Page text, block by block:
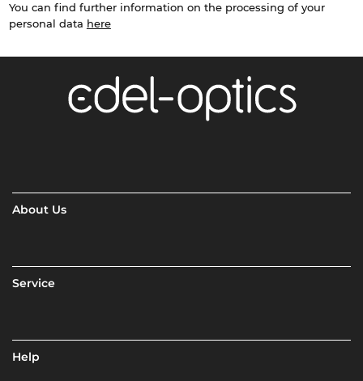
You can find further information on the processing of your
personal data here
About Us
Service
Help